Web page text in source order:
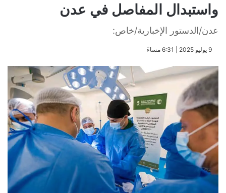
واستبدال المفاصل في عدن
عدن/الدستور الإخبارية/خاص:
​9 يوليو 2025 | 6:31 مساءً